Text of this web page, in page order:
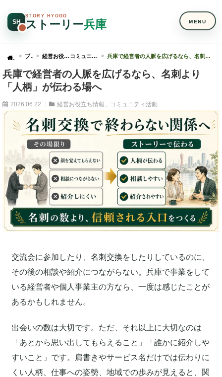
SH
STORY HYOGO
ストーリー兵庫 MENU
Home ブログ 経営お役立ち情報 コミュニティ活動 兵庫で経営者の人脈を広げるなら、名刺より「人柄」が伝わる場へ
兵庫で経営者の人脈を広げるなら、名刺より
「人柄」が伝わる場へ
2026.06.22 経営お役立ち情報 コミュニティ活動
交流会に参加したり、名刺交換をしたりしているのに、
その後の相談や紹介につながらない。兵庫で事業をして
いる経営者や個人事業主の方なら、一度は感じたことが
あるかもしれません。
出会いの数は大切です。ただ、それ以上に大切なのは
「あとから思い出してもらえること」「誰かに紹介しや
すいこと」です。肩書きやサービス名だけでは伝わりに
くい人柄、仕事への姿勢、地域での歩みが見えると、関